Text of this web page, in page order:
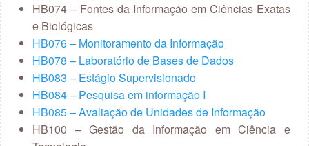
HB074 – Fontes da Informação em Ciências Exatas
e Biológicas
HB076 – Monitoramento da Informação
HB078 – Laboratório de Bases de Dados
HB083 – Estágio Supervisionado
HB084 – Pesquisa em informação I
HB085 – Avaliação de Unidades de Informação
HB100 – Gestão da Informação em Ciência e